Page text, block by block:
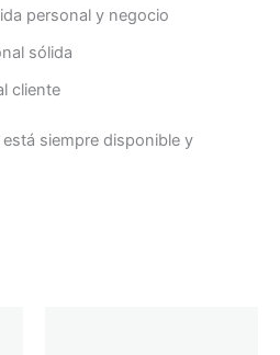
personal y negocio
sólida
cliente
siempre disponible y